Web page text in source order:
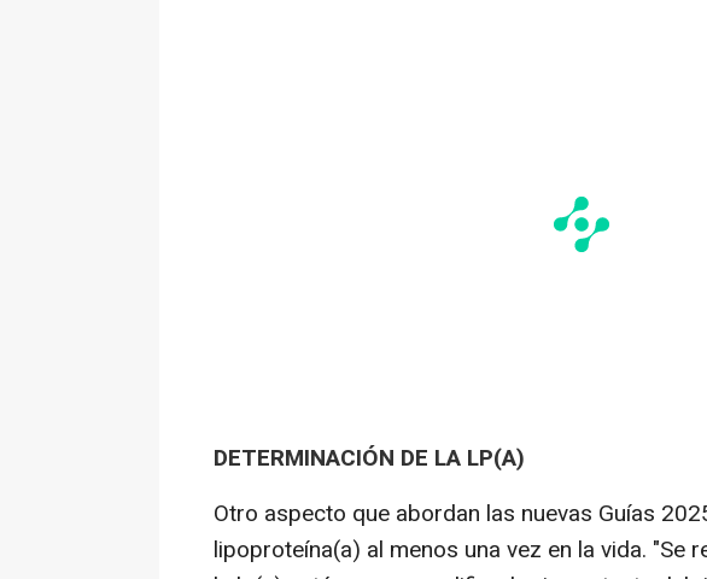
DETERMINACIÓN DE LA LP(A)
Otro aspecto que abordan las nuevas Guías
lipoproteína(a) al menos una vez en la vida. "Se